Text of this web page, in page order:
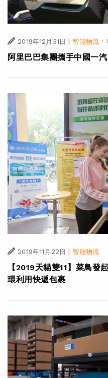
2019年12月31日 智能物流 ·
阿里巴巴集團攜手中國一
2019年11月22日 | 智能物流
【2019天貓雙11】菜鳥發
環利用快遞包裹